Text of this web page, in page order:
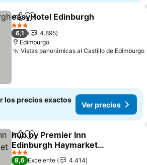
CompartirAgregar a favoritos
easyHotel Edinburgh
3 Estrellas
6,1
4.895
Edimburgo
Vistas panorámicas al Castillo de Edimburgo
los precios exactos
Ver precios
CompartirAgregar a favoritos
hub by Premier Inn
Edinburgh Haymarket
hotel
3 Estrellas
8,6 Excelente
4.414